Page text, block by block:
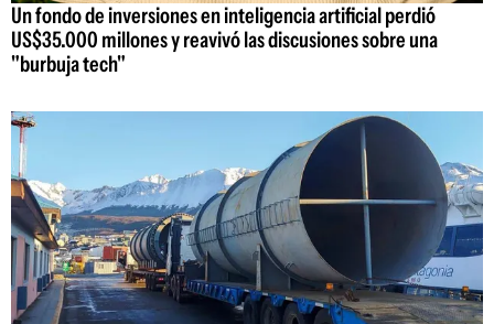
Un fondo de inversiones en inteligencia artificial perdió
US$35.000 millones y reavivó las discusiones sobre una
"burbuja tech"